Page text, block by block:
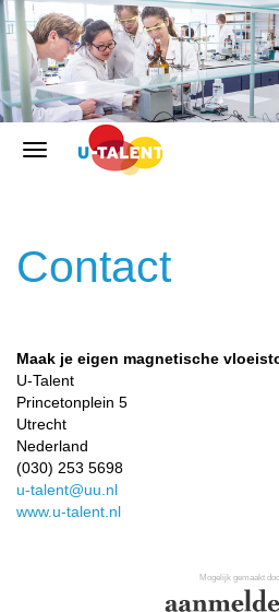
Contact
Maak je eigen magnetische
U-Talent
Princetonplein 5
Utrecht
Nederland
(030) 253 5698
u-talent@uu.nl
www.u-talent.nl
Mogelijk gemaakt